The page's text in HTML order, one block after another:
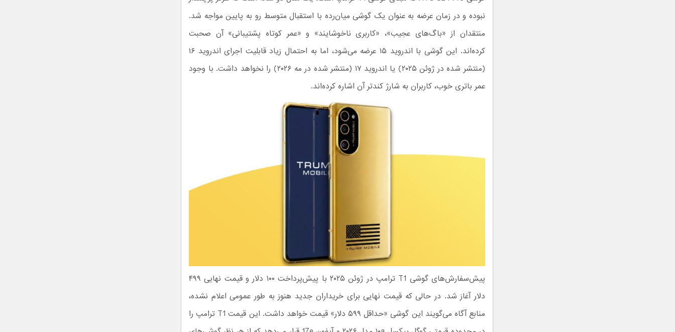
نبوده و در زمان عرضه به عنوان یک گوشی میان‌رده با استقبال متوسط رو به پایین مواجه شد.
منتقدان از «باگ‌های عجیب»، «کاربری ناخوشایند» و «عمر کوتاه پشتیبانی» آن صحبت
کرده‌اند. این گوشی با اندروید ۱۵ عرضه می‌شود، اما به احتمال زیاد قابلیت اجرای اندروید ۱۶
(منتشر شده در ژوئن ۲۰۲۵) یا اندروید ۱۷ (منتشر شده در مه ۲۰۲۶) را نخواهد داشت. با وجود
عمر باتری خوب، کاربران به شارژ کندتر آن اشاره کرده‌اند.
پیش‌سفارش‌های گوشی T1 ترامپ در ژوئن ۲۰۲۵ با پیش‌پرداخت ۱۰۰ دلار و قیمت نهایی ۴۹۹
دلار آغاز شد. در حالی که قیمت نهایی برای خریداران جدید هنوز به طور عمومی اعلام نشده،
منابع آگاه می‌گویند این گوشی «حداقل ۵۹۹ دلار» قیمت خواهد داشت. این قیمت T1 ترامپ را